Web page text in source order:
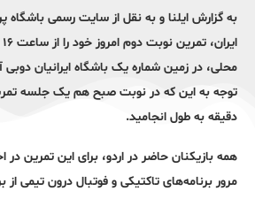
به گزارش ایلنا و به نقل از سایت رسمی
محلی، در زمین شماره یک باشگاه ایرانیان دوبی
دقیقه به طول انجامید.
همه بازیکنان حاضر در اردو، برای این تمرین در
مرور برنامه‌های تاکتیکی و فوتبال درون تیمی از